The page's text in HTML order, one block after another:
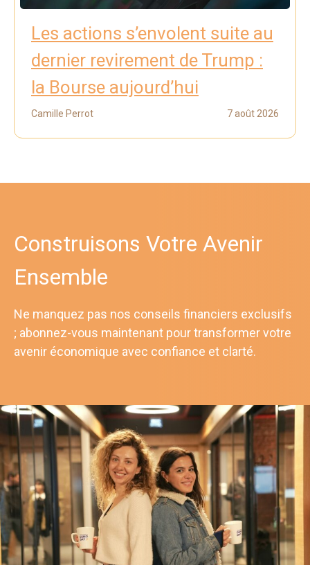
Les actions s’envolent suite au
dernier revirement de Trump :
la Bourse aujourd’hui
Camille Perrot 7 août 2026
Construisons Votre Avenir
Ensemble
Ne manquez pas nos conseils financiers exclusifs
; abonnez-vous maintenant pour transformer votre
avenir économique avec confiance et clarté.